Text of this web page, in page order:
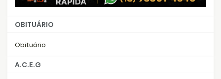
OBITUÁRIO
Obituário
A.C.E.G